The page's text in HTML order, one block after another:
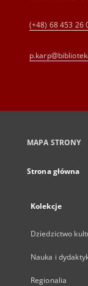
(+48) 68 453 26
MAPA STRONY
Strona główna
Kolekcje
Dziedzictwo
Nauka i
Regionalia